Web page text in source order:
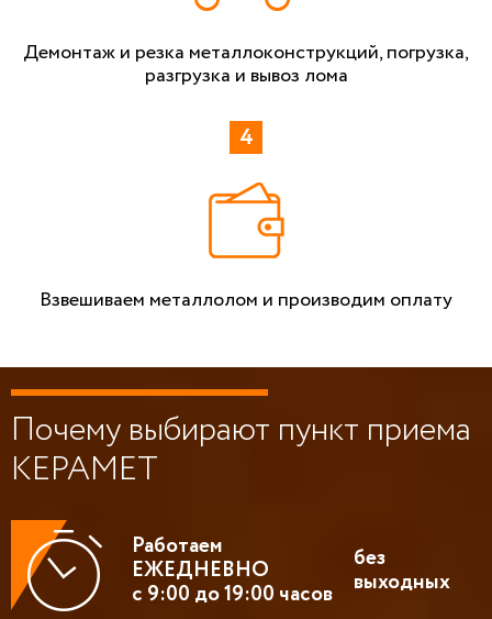
Демонтаж и резка металлоконструкций, погрузка,
разгрузка и вывоз лома
Взвешиваем металлолом и производим оплату
Почему выбирают пункт приема
КЕРАМЕТ
Работаем
ЕЖЕДНЕВНО
с 9:00 до 19:00 часов
без
выходных